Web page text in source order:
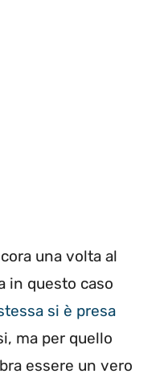
una volta al
in questo caso
si è presa
ma per quello
essere un vero